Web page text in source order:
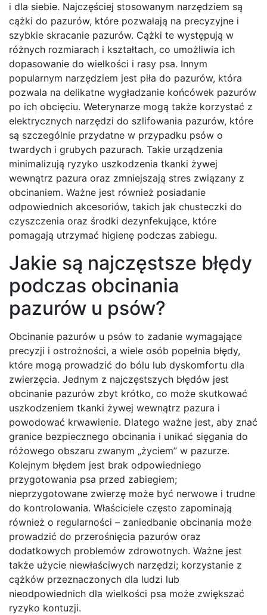
i dla siebie. Najczęściej stosowanym narzędziem są
cążki do pazurów, które pozwalają na precyzyjne i
szybkie skracanie pazurów. Cążki te występują w
różnych rozmiarach i kształtach, co umożliwia ich
dopasowanie do wielkości i rasy psa. Innym
popularnym narzędziem jest piła do pazurów, która
pozwala na delikatne wygładzanie końcówek pazurów
po ich obcięciu. Weterynarze mogą także korzystać z
elektrycznych narzędzi do szlifowania pazurów, które
są szczególnie przydatne w przypadku psów o
twardych i grubych pazurach. Takie urządzenia
minimalizują ryzyko uszkodzenia tkanki żywej
wewnątrz pazura oraz zmniejszają stres związany z
obcinaniem. Ważne jest również posiadanie
odpowiednich akcesoriów, takich jak chusteczki do
czyszczenia oraz środki dezynfekujące, które
pomagają utrzymać higienę podczas zabiegu.
Jakie są najczęstsze błędy
podczas obcinania
pazurów u psów?
Obcinanie pazurów u psów to zadanie wymagające
precyzji i ostrożności, a wiele osób popełnia błędy,
które mogą prowadzić do bólu lub dyskomfortu dla
zwierzęcia. Jednym z najczęstszych błędów jest
obcinanie pazurów zbyt krótko, co może skutkować
uszkodzeniem tkanki żywej wewnątrz pazura i
powodować krwawienie. Dlatego ważne jest, aby znać
granice bezpiecznego obcinania i unikać sięgania do
różowego obszaru zwanym „życiem” w pazurze.
Kolejnym błędem jest brak odpowiedniego
przygotowania psa przed zabiegiem;
nieprzygotowane zwierzę może być nerwowe i trudne
do kontrolowania. Właściciele często zapominają
również o regularności – zaniedbanie obcinania może
prowadzić do przerośnięcia pazurów oraz
dodatkowych problemów zdrowotnych. Ważne jest
także użycie niewłaściwych narzędzi; korzystanie z
cążków przeznaczonych dla ludzi lub
nieodpowiednich dla wielkości psa może zwiększać
ryzyko kontuzji.